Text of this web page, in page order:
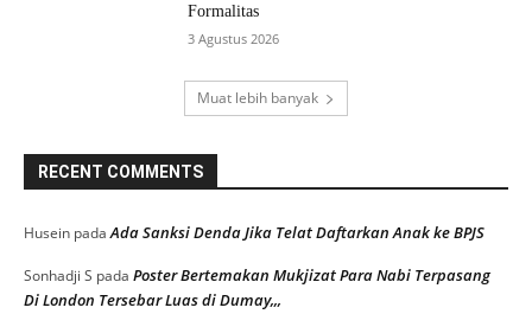
Formalitas
3 Agustus 2026
Muat lebih banyak
RECENT COMMENTS
Husein padaAda Sanksi Denda Jika Telat Daftarkan Anak ke BPJS
Sonhadji S pada Poster Bertemakan Mukjizat Para Nabi Terpasang
Di London Tersebar Luas di Dumay,,,